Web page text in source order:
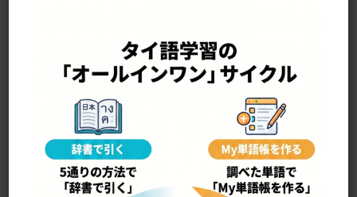
yɔ̂ɔt yîam ยอดเยี่ยม
最高の，素晴しい